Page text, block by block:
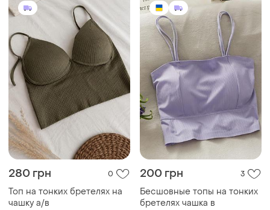
280 грн 0
Топ на тонких бретелях на
чашку а/в
200 грн 3
Бесшовные топы на тонких
бретелях чашка в